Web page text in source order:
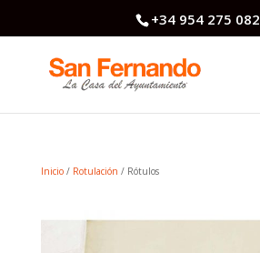
+34 954 275 082
Inicio/ Rotulación / Rótulos